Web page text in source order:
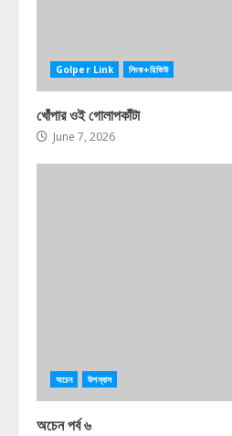
Golper Link লিংক+রিভিউ
খোঁপার ওই গোলাপকাঁটা
June 7, 2026
অচেন উপন্যাস
অচেন পর্ব ৬